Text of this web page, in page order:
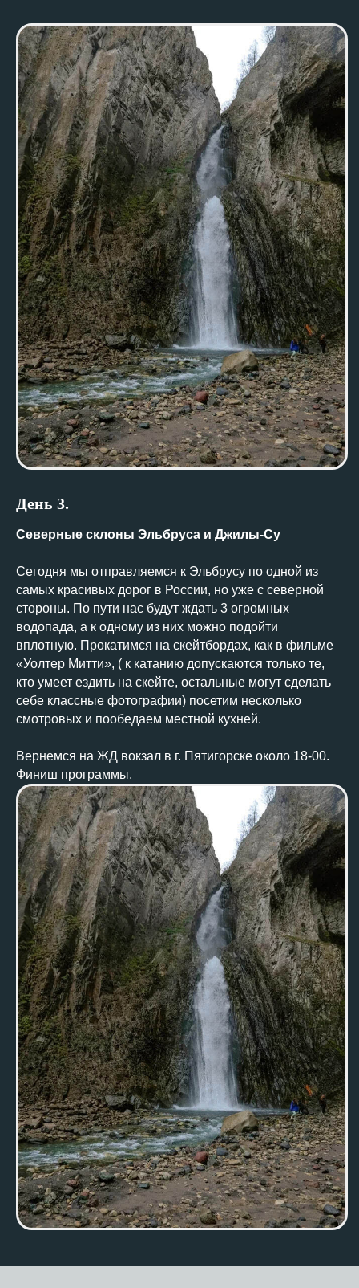
Забронировать место
День 3.
Северные склоны Эльбруса и Джилы-Су
Сегодня мы отправляемся к Эльбрусу по одной из
самых красивых дорог в России, но уже с северной
стороны. По пути нас будут ждать 3 огромных
водопада, а к одному из них можно подойти
вплотную. Прокатимся на скейтбордах, как в фильме
«Уолтер Митти», ( к катанию допускаются только те,
кто умеет ездить на скейте, остальные могут сделать
себе классные фотографии) посетим несколько
смотровых и пообедаем местной кухней.
Вернемся на ЖД вокзал в г. Пятигорске около 18-00.
Финиш программы.